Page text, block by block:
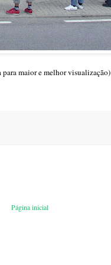
para maior e melhor visualização)
Página inicial